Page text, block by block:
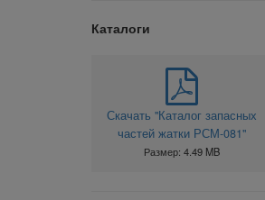
Каталоги
Скачать "Каталог запасных
частей жатки РСМ-081"
Размер: 4.49 MB